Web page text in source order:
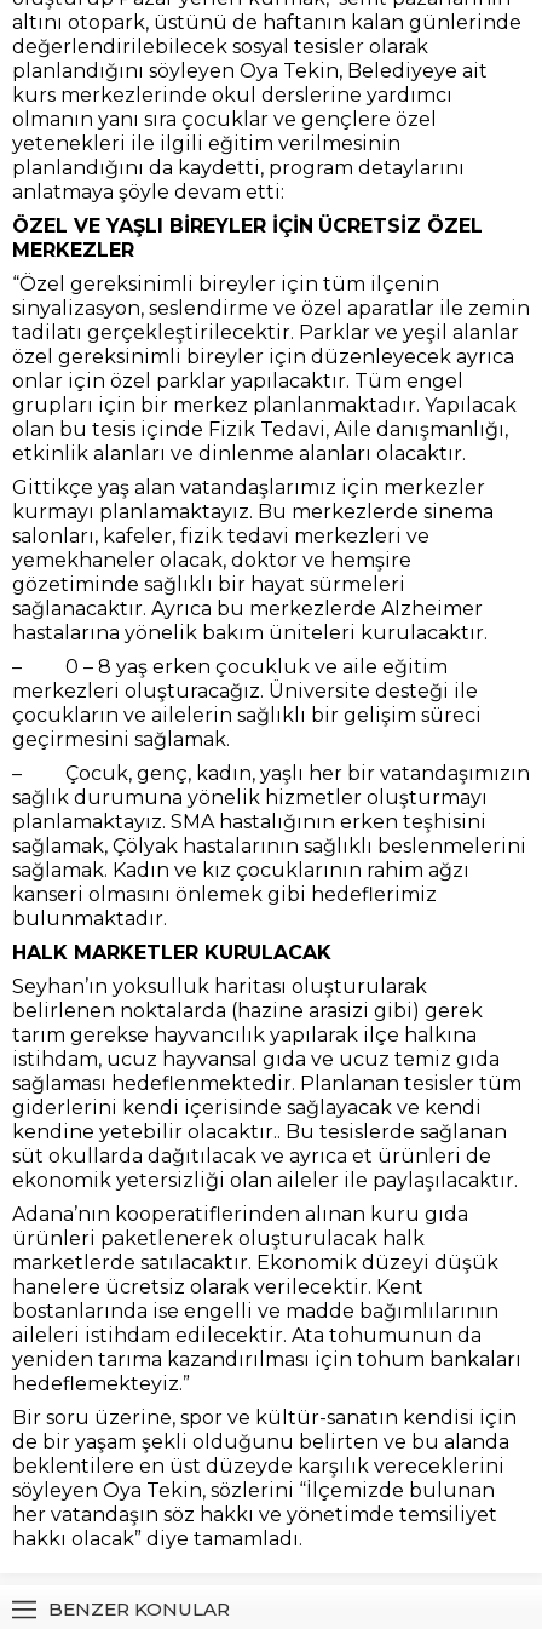
altını otopark, üstünü de haftanın kalan günlerinde
değerlendirilebilecek sosyal tesisler olarak
planlandığını söyleyen Oya Tekin, Belediyeye ait
kurs merkezlerinde okul derslerine yardımcı
olmanın yanı sıra çocuklar ve gençlere özel
yetenekleri ile ilgili eğitim verilmesinin
planlandığını da kaydetti, program detaylarını
anlatmaya şöyle devam etti:
ÖZEL VE YAŞLI BİREYLER İÇİN ÜCRETSİZ ÖZEL
MERKEZLER
“Özel gereksinimli bireyler için tüm ilçenin
sinyalizasyon, seslendirme ve özel aparatlar ile zemin
tadilatı gerçekleştirilecektir. Parklar ve yeşil alanlar
özel gereksinimli bireyler için düzenleyecek ayrıca
onlar için özel parklar yapılacaktır. Tüm engel
grupları için bir merkez planlanmaktadır. Yapılacak
olan bu tesis içinde Fizik Tedavi, Aile danışmanlığı,
etkinlik alanları ve dinlenme alanları olacaktır.
Gittikçe yaş alan vatandaşlarımız için merkezler
kurmayı planlamaktayız. Bu merkezlerde sinema
salonları, kafeler, fizik tedavi merkezleri ve
yemekhaneler olacak, doktor ve hemşire
gözetiminde sağlıklı bir hayat sürmeleri
sağlanacaktır. Ayrıca bu merkezlerde Alzheimer
hastalarına yönelik bakım üniteleri kurulacaktır.
– 0 – 8 yaş erken çocukluk ve aile eğitim
merkezleri oluşturacağız. Üniversite desteği ile
çocukların ve ailelerin sağlıklı bir gelişim süreci
geçirmesini sağlamak.
– Çocuk, genç, kadın, yaşlı her bir vatandaşımızın
sağlık durumuna yönelik hizmetler oluşturmayı
planlamaktayız. SMA hastalığının erken teşhisini
sağlamak, Çölyak hastalarının sağlıklı beslenmelerini
sağlamak. Kadın ve kız çocuklarının rahim ağzı
kanseri olmasını önlemek gibi hedeflerimiz
bulunmaktadır.
HALK MARKETLER KURULACAK
Seyhan’ın yoksulluk haritası oluşturularak
belirlenen noktalarda (hazine arasizi gibi) gerek
tarım gerekse hayvancılık yapılarak ilçe halkına
istihdam, ucuz hayvansal gıda ve ucuz temiz gıda
sağlaması hedeflenmektedir. Planlanan tesisler tüm
giderlerini kendi içerisinde sağlayacak ve kendi
kendine yetebilir olacaktır.. Bu tesislerde sağlanan
süt okullarda dağıtılacak ve ayrıca et ürünleri de
ekonomik yetersizliği olan aileler ile paylaşılacaktır.
Adana’nın kooperatiflerinden alınan kuru gıda
ürünleri paketlenerek oluşturulacak halk
marketlerde satılacaktır. Ekonomik düzeyi düşük
hanelere ücretsiz olarak verilecektir. Kent
bostanlarında ise engelli ve madde bağımlılarının
aileleri istihdam edilecektir. Ata tohumunun da
yeniden tarıma kazandırılması için tohum bankaları
hedeflemekteyiz.”
Bir soru üzerine, spor ve kültür-sanatın kendisi için
de bir yaşam şekli olduğunu belirten ve bu alanda
beklentilere en üst düzeyde karşılık vereceklerini
söyleyen Oya Tekin, sözlerini “İlçemizde bulunan
her vatandaşın söz hakkı ve yönetimde temsiliyet
hakkı olacak” diye tamamladı.
BENZER KONULAR